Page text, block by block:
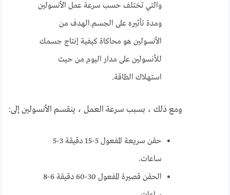
والتي تختلف حسب سرعة عمل الأنسولين
ومدة تأثيره على الجسم.الهدف من
الأنسولين هو محاكاة كيفية إنتاج جسمك
للأنسولين على مدار اليوم من حيث
استهلاك الطاقة.
ومع ذلك ، بسبب سرعة العمل ، ينقسم الأنسولين إلى:
حقن سريعة المفعول 5-15 دقيقة 3-5
ساعات.
الحقن قصيرة المفعول 30-60 دقيقة 6-8